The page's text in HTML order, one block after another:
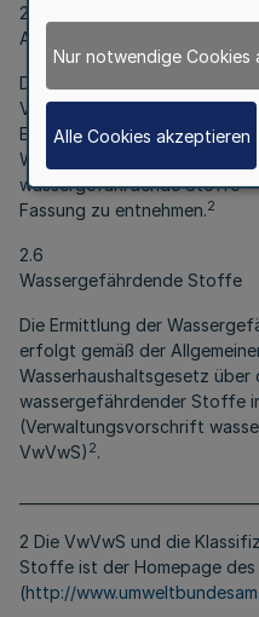
2.5
Aggregatzustände
Die Definition der
Verwaltungsvorschrift zum
Einstufung
Wassergefährdungsklassen
wassergefährdende Stoffe –
Fassung zu entnehmen.2
2.6
Wassergefährdende Stoffe
Die Ermittlung der
erfolgt gemäß der
Wasserhaushaltsgesetz über
wassergefährdender Stoffe
(Verwaltungsvorschrift
VwVwS) 2.
2 Die VwVwS und die
Stoffe ist der Homepage des
(http://
Nur notwendige Cookies
Alle Cookies akzeptieren